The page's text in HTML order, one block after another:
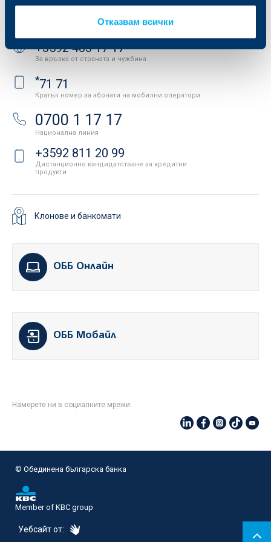
Отказвам всички
Свържете се с нас
+3592 483 17 17
За връзка от страната и чужбина
*71 71
Кратък номер за абонати на мобилни оператори
0700 1 17 17
Национална линия
+3592 811 20 99
Дистанционно кандидатстване за кредитни
продукти
Клонове и банкомати
ОББ Онлайн
ОББ Мобайл
Намерете ни в социалните мрежи:
© Oбединена българска банка
Member of KBC group
Уебсайт от: eDesign